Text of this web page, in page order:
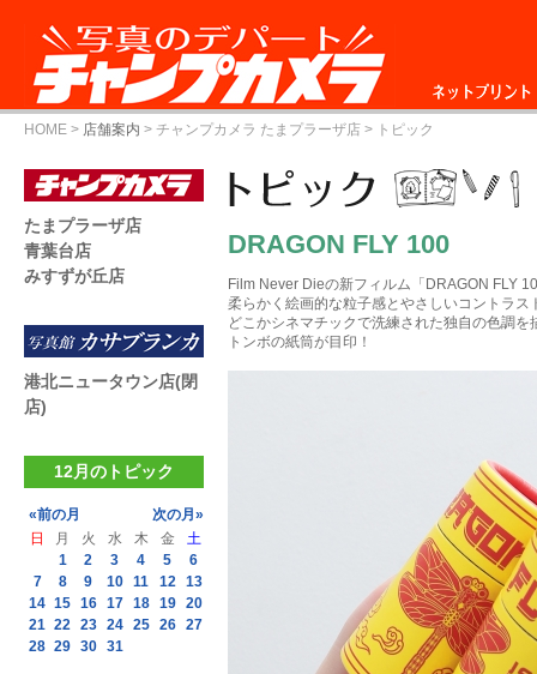
ネットプリント
HOME > 店舗案内 > チャンプカメラ たまプラーザ店 > トピック
DRAGON FLY 100
Film Never Dieの新フィルム「DRAGON FLY
柔らかく絵画的な粒子感とやさしいコントラス
どこかシネマチックで洗練された独自の色調を
トンボの紙筒が目印！
たまプラーザ店
青葉台店
みすずが丘店
港北ニュータウン店(閉
店)
12月のトピック
«前の月
次の月»
日
月 火 水 木 金
土
1
2 3 4 5
6
7
8 9 10 11 12 13
14 15 16 17 18 19 20
21 22 23 24 25 26 27
28 29 30 31